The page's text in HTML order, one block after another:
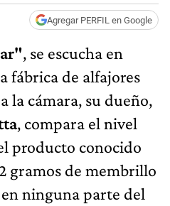
Agregar PERFIL en Google
, se escucha en
fábrica de alfajores
la cámara, su dueño,
, compara el nivel
producto conocido
gramos de membrillo
ninguna parte del